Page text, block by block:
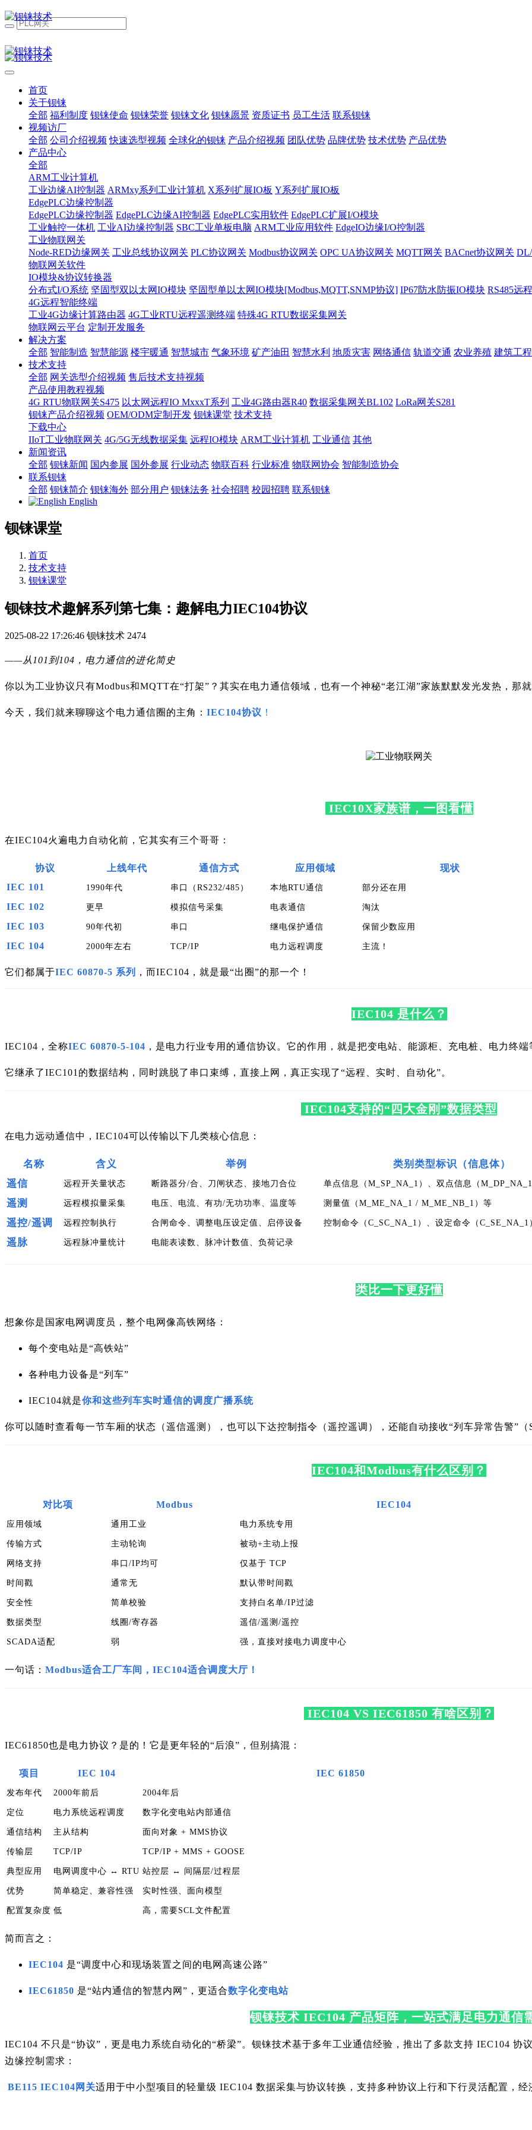
首页
关于钡铼
全部 福利制度 钡铼使命 钡铼荣誉 钡铼文化 钡铼愿景 资质证书 员工生活 联系钡铼
视频访厂
全部 公司介绍视频 快速选型视频 全球化的钡铼 产品介绍视频 团队优势 品牌优势 技术优势 产品优势
产品中心
全部
ARM工业计算机
工业边缘AI控制器 ARMxy系列工业计算机 X系列扩展IO板 Y系列扩展IO板
EdgePLC边缘控制器
EdgePLC边缘控制器 EdgePLC边缘AI控制器 EdgePLC实用软件 EdgePLC扩展I/O模块
工业触控一体机 工业AI边缘控制器 SBC工业单板电脑 ARM工业应用软件 EdgeIO边缘I/O控制器
工业物联网关
Node-RED边缘网关 工业总线协议网关 PLC协议网关 Modbus协议网关 OPC UA协议网关 MQTT网关 BACnet协议网关
物联网关软件
IO模块&协议转换器
分布式I/O系统 坚固型双以太网IO模块 坚固型单以太网IO模块[Modbus,MQTT,SNMP协议] IP67防水防振IO模块 RS485远
4G远程智能终端
工业4G边缘计算路由器 4G工业RTU远程遥测终端 特殊4G RTU数据采集网关
物联网云平台 定制开发服务
解决方案
全部 智能制造 智慧能源 楼宇暖通 智慧城市 气象环境 矿产油田 智慧水利 地质灾害 网络通信 轨道交通 农业养殖 建筑工程
技术支持
全部 网关选型介绍视频 售后技术支持视频
产品使用教程视频
4G RTU物联网关S475 以太网远程IO MxxxT系列 工业4G路由器R40 数据采集网关BL102 LoRa网关S281
钡铼产品介绍视频 OEM/ODM定制开发 钡铼课堂 技术支持
下载中心
IIoT工业物联网关 4G/5G无线数据采集 远程IO模块 ARM工业计算机 工业通信 其他
新闻资讯
全部 钡铼新闻 国内参展 国外参展 行业动态 物联百科 行业标准 物联网协会 智能制造协会
联系钡铼
全部 钡铼简介 钡铼海外 部分用户 钡铼法务 社会招聘 校园招聘 联系钡铼
English
钡铼课堂
首页
技术支持
钡铼课堂
钡铼技术趣解系列第七集：趣解电力IEC104协议
2025-08-22 17:26:46 钡铼技术 2474
——从101到104，电力通信的进化简史
你以为工业协议只有Modbus和MQTT在“打架”？ 其实在电力通信领域，也有一个神秘“老江湖”家族默默发光发热，那
今天，我们就来聊聊这个电力通信圈的主角： IEC104协议 ！
IEC10X家族谱，一图看懂
在IEC104火遍电力自动化前，它其实有三个哥哥：
协议 上线年代 通信方式 应用领域
现状
IEC 101
1990年代 串口（RS232/485） 本地RTU通信 部分还在用
IEC 102 更早 模拟信号采集 电表通信 淘汰
IEC 103 90年代初 串口 继电保护通信 保留少数应用
IEC 104 2000年左右 TCP/IP 电力远程调度 主流！
它们都属于IEC 60870-5 系列 ，而IEC104，就是最“出圈”的那一个！
IEC104 是什么？
IEC104，全称IEC 60870-5-104 ，是电力行业专用的通信协议。它的作用，就是把变电站、能源柜、充电桩、电力终端
它继承了IEC101的数据结构，同时跳脱了串口束缚，直接上网，真正实现了“远程、实时、自动化”。
IEC104支持的“四大金刚”数据类型
在电力远动通信中，IEC104可以传输以下几类核心信息：
名称 含义 举例
类别类型标识（信息体）
遥信
远程开关量状态 断路器分/合、刀闸状态、接地刀合位 单点信息（M_SP_NA_1）、双点信息（
遥测 远程模拟量采集 电压、电流、有功/无功功率、温度等 测量值（M_ME_NA_1 / M_ME_NB_1）等
遥控/遥调 远程控制执行 合闸命令、调整电压设定值、启停设备 控制命令（C_SC_NA_1）、设定命令（C_SE_NA_1
遥脉 远程脉冲量统计 电能表读数、脉冲计数值、负荷记录
类比一下更好懂
想象你是国家电网调度员，整个电网像高铁网络：
每个变电站是“高铁站”
各种电力设备是“列车”
IEC104就是你和这些列车实时通信的调度广播系统
你可以随时查看每一节车厢的状态（遥信遥测），也可以下达控制指令（遥控遥调），还能自动接收“列车异常告警”（
IEC104和Modbus有什么区别？
对比项 Modbus IEC104
应用领域 通用工业 电力系统专用
传输方式 主动轮询 被动+主动上报
网络支持 串口/IP均可 仅基于 TCP
时间戳 通常无 默认带时间戳
安全性 简单校验 支持白名单/IP过滤
数据类型 线圈/寄存器 遥信/遥测/遥控
SCADA适配 弱 强，直接对接电力调度中心
一句话： Modbus适合工厂车间，IEC104适合调度大厅！
IEC104 VS IEC61850 有啥区别？
IEC61850也是电力协议？是的！它是更年轻的“后浪”，但别搞混：
项目 IEC 104 IEC 61850
发布年代 2000年前后 2004年后
定位 电力系统远程调度 数字化变电站内部通信
通信结构 主从结构 面向对象 + MMS协议
传输层 TCP/IP TCP/IP + MMS + GOOSE
典型应用 电网调度中心 ↔ RTU 站控层 ↔ 间隔层/过程层
优势 简单稳定、兼容性强 实时性强、面向模型
配置复杂度 低 高，需要SCL文件配置
简而言之：
IEC104 是“调度中心和现场装置之间的电网高速公路”
IEC61850 是“站内通信的智慧内网”，更适合数字化变电站
钡铼技术 IEC104 产品矩阵，一站式满足电力通信
IEC104 不只是“协议”，更是电力系统自动化的“桥梁”。钡铼技术基于多年工业通信经验，推出了多款支持 IEC104
边缘控制需求：
BE115 IEC104网关适用于中小型项目的轻量级 IEC104 数据采集与协议转换，支持多种协议上行和下行灵活配置，经